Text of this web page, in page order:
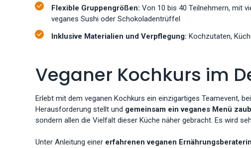
Flexible Gruppengrößen:Von 10 bis 40 Teilnehmern, mit
veganes Sushi oder Schokoladentrüffel
Inklusive Materialien und Verpflegung: Kochzutaten,
Veganer Kochkurs im
Erlebt mit dem veganen Kochkurs ein einzigartiges Teamevent,
Herausforderung stellt und gemeinsam ein veganes Menü
sondern allen die Vielfalt dieser Küche näher gebracht. Es wird
Unter Anleitung einer erfahrenen veganen Ernährungsberaterin